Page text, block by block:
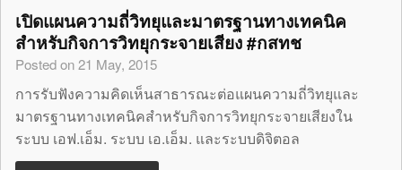
เปิดแผนความถี่วิทยุและมาตรฐานทางเทคนิค
สำหรับกิจการวิทยุกระจายเสียง #กสทช
Posted on 21 May, 2015
การรับฟังความคิดเห็นสาธารณะต่อแผนความถี่วิทยุและ
มาตรฐานทางเทคนิคสำหรับกิจการวิทยุกระจายเสียงใน
ระบบ เอฟ.เอ็ม. ระบบ เอ.เอ็ม. และระบบดิจิตอล